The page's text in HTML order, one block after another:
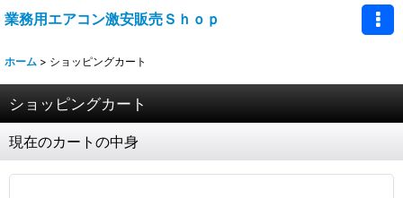
業務用エアコン激安販売Ｓｈｏｐ
ホーム > ショッピングカート
ショッピングカート
現在のカートの中身